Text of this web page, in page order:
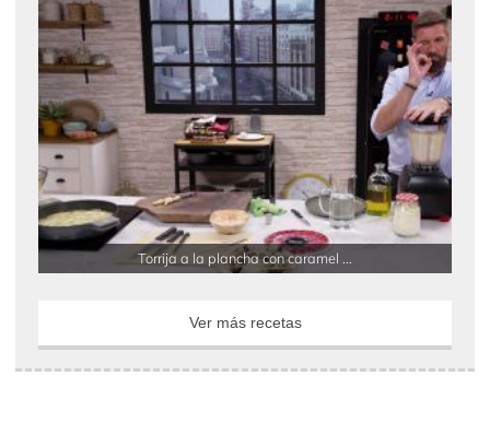
Torrija a la plancha con caramel ...
Ver más recetas